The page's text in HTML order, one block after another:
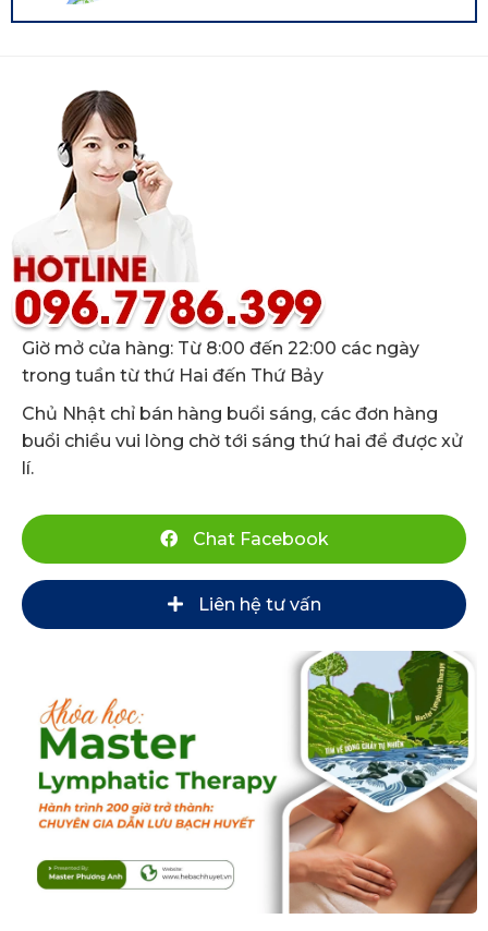
Giờ mở cửa hàng: Từ 8:00 đến 22:00 các ngày
trong tuần từ thứ Hai đến Thứ Bảy
Chủ Nhật chỉ bán hàng buổi sáng, các đơn hàng
buổi chiều vui lòng chờ tới sáng thứ hai để được xử
lí.
Chat Facebook
Liên hệ tư vấn